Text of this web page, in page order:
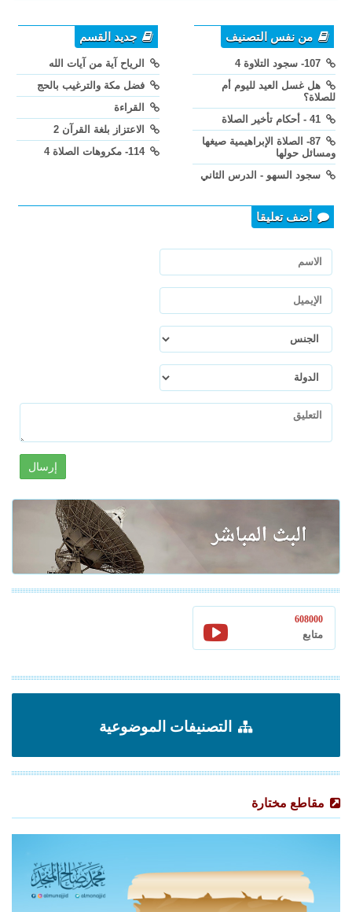
من نفس التصنيف
هل غسل العيد لليوم أم
للصلاة؟
87- الصلاة الإبراهيمية صيغها
ومسائل حولها
سجود السهو - الدرس الثاني
جديد القسم
الرياح آية من آيات الله
فضل مكة والترغيب بالحج
القراءة
الاعتزاز بلغة القرآن 2
114- مكروهات الصلاة 4
أضف تعليقا
إرسال
608000
متابع
التصنيفات الموضوعية
مقاطع مختارة